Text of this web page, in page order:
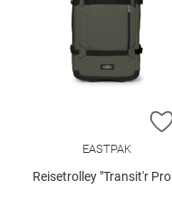
EASTPAK
Reisetrolley "Transit'r Pro M"